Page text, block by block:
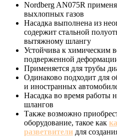
Nordberg AN075R
выхлопных газов
Насадка выполнена из
содержит стальной
вытяжному шлангу
Устойчива к химическим
подверженной
Применяется для трубы
Одинаково подходит для
и иностранных
Насадка во время работы
шлангов
Также возможно
оборудование, такое как
разветвители для